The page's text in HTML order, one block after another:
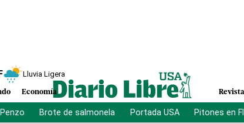
Lluvia Ligera
Economía Revista
Brote de salmonela Portada USA Pitones en